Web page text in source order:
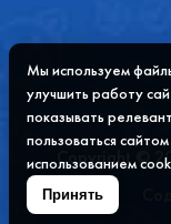
Copyright ©
Мы используем
улучшить работу
показывать
пользоваться
использованием
Принять